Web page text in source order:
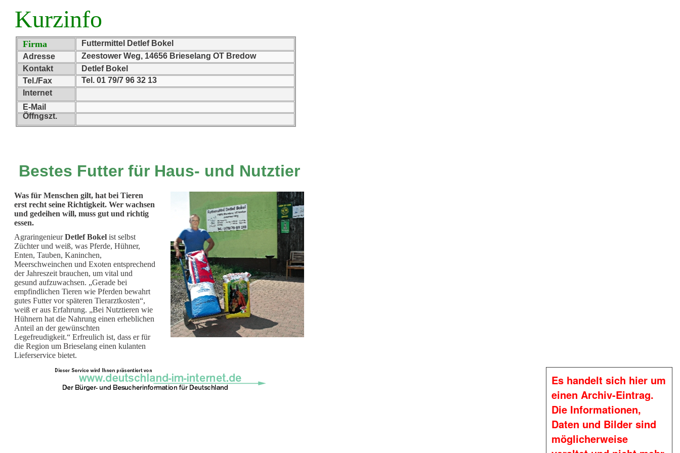
Kurzinfo
Firma
Futtermittel Detlef Bokel
Adresse
Zeestower Weg, 14656 Brieselang OT Bredow
Kontakt
Detlef Bokel
Tel./Fax
Tel. 01 79/7 96 32 13
Internet
E-Mail
Öffngszt.
Bestes Futter für Haus- und Nutztier
Was für Menschen gilt, hat bei Tieren
erst recht seine Richtigkeit. Wer wachsen
und gedeihen will, muss gut und richtig
essen.
AgraringenieurDetlef Bokel ist selbst
Züchter und weiß, was Pferde, Hühner,
Enten, Tauben, Kaninchen,
Meerschweinchen und Exoten entsprechend
der Jahreszeit brauchen, um vital und
gesund aufzuwachsen. „Gerade bei
empfindlichen Tieren wie Pferden bewahrt
gutes Futter vor späteren Tierarztkosten“,
weiß er aus Erfahrung. „Bei Nutztieren wie
Hühnern hat die Nahrung einen erheblichen
Anteil an der gewünschten
Legefreudigkeit.“ Erfreulich ist, dass er für
die Region um Brieselang einen kulanten
Lieferservice bietet.
Es handelt sich hier um
einen Archiv-Eintrag.
Die Informationen,
Daten und Bilder sind
möglicherweise